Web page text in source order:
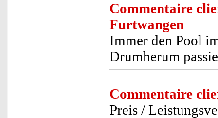
Commentaire
Furtwangen
Immer den Pool
Drumherum
Commentaire
Preis /